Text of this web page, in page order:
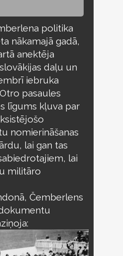
politika
nākamajā gadā,
anektēja
daļu un
iebruka
pasaules
līgums kļuva par
nomierināšanas
lai gan tas
lai
militāro
Čemberlens